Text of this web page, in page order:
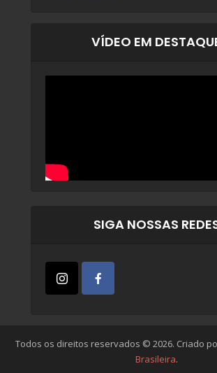
VÍDEO EM
SIGA NOSSAS
Todos os direitos reservados © 2026. Criado
Brasileira.